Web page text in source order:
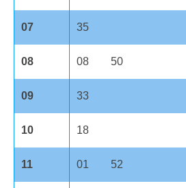
07 35
08 08 50
09 33
10 18
11 01 52